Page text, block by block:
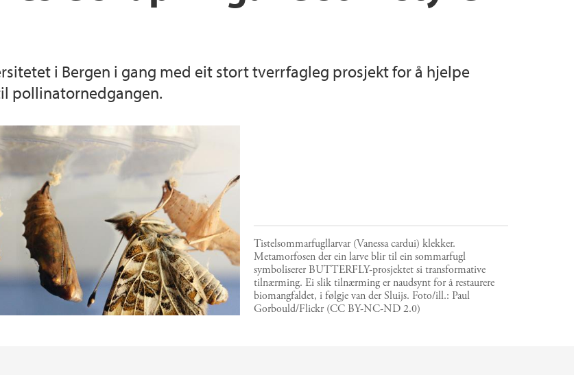
i Bergen i gang med eit stort tverrfagleg prosjekt for å hjelpe
pollinatornedgangen.
Tistelsommarfugllarvar (Vanessa cardui) klekker.
Metamorfosen der ein larve blir til ein sommarfugl
symboliserer BUTTERFLY-prosjektet si transformative
tilnærming. Ei slik tilnærming er naudsynt for å restaurere
biomangfaldet, i følgje van der Sluijs. Foto/ill.: Paul
Gorbould/Flickr (CC BY-NC-ND 2.0)